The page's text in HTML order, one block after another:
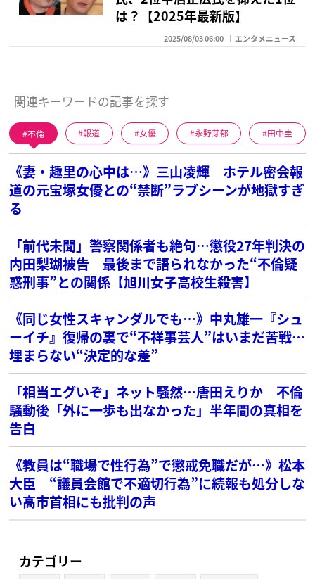
は？【2025年最新版】
2025/08/03 06:00 エンタメニュース
関連キーワードの記事を探す
不倫 報道 女優 永野芽郁 田中圭
《妻・趣里の心中は…》三山凌輝 ホテル密会報
道の元宝塚女優との“禁断”ラブシーンが地獄すぎ
る
「前代未聞」警察関係者も絶句…懲役27年判決の
内田梨瑚被告 最後まで語られなかった“不倫疑
惑刑事”との関係【旭川女子高校生殺害】
《同じ女性スキャンダルでも…》中丸雄一『シュ
ーイチ』復帰の裏で“不祥事芸人”はいまだ苦戦…
埋まらない“決定的な差”
「相当エグいぞ」ネット騒然…唐田えりか 不倫
騒動後「外に一歩も出なかった」半年間の真相を
告白
《教員は“職場で性行為”で懲戒免職だが…》松本
大臣 “議員会館で不適切行為”に続報も処分しな
い高市首相にも批判の声
カテゴリー